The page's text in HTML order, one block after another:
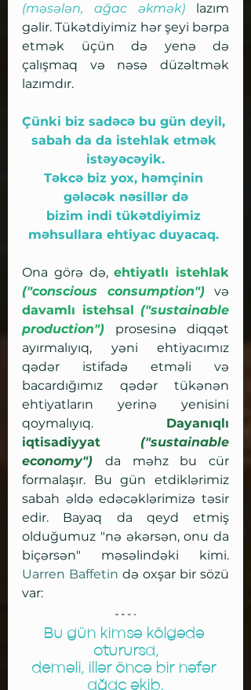
(məsələn, ağac əkmək) lazım
gəlir. Tükətdiyimiz hər şeyi bərpa
etmək üçün də yenə də
çalışmaq və nəsə düzəltmək
lazımdır.
Çünki biz sadəcə bu gün deyil,
sabah da da istehlak etmək
istəyəcəyik.
Təkcə biz yox, həmçinin
gələcək nəsillər də
bizim indi tükətdiyimiz
məhsullara ehtiyac duyacaq.
Ona görə də,
("conscious consumption")
davamlı istehsal ("sustainable
production") prosesinə diqqət
ayırmalıyıq, yəni ehtiyacımız
qədər istifadə etməli və
bacardığımız qədər tükənən
ehtiyatların yerinə yenisini
qoymalıyıq. Dayanıqlı
iqtisadiyyat ("sustainable
economy")
da məhz bu cür
formalaşır. Bu gün etdiklərimiz
sabah əldə edəcəklərimizə təsir
edir. Bayaq da qeyd etmiş
olduğumuz "nə əkərsən, onu da
Uarren Baffetin də oxşar bir sözü
var:
Bu gün kimsə kölgədə
oturursa,
deməli, illər öncə bir nəfər
ağac əkib.